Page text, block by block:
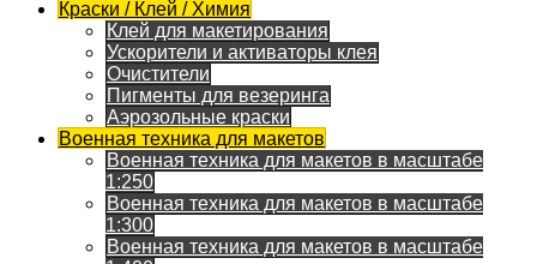
Краски / Клей / Химия
Клей для макетирования
Ускорители и активаторы клея
Очистители
Пигменты для везеринга
Аэрозольные краски
Военная техника для макетов
Военная техника для макетов в масштабе
1:250
Военная техника для макетов в масштабе
1:300
Военная техника для макетов в масштабе